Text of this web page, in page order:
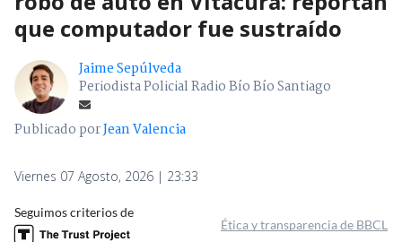
que computador fue sustraído
Jaime Sepúlveda
Periodista Policial Radio Bío Bío Santiago
Publicado porJean Valencia
Viernes 07 Agosto, 2026 | 23:33
Seguimos criterios de
Ética y transparencia de BBCL